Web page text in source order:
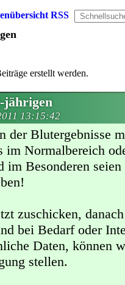
RSS
erstellt werden.
jährigen
13:15:42
der Blutergebnisse
im Normalbereich
im Besonderen
zuschicken,
bei Bedarf oder
Daten, können
stellen.